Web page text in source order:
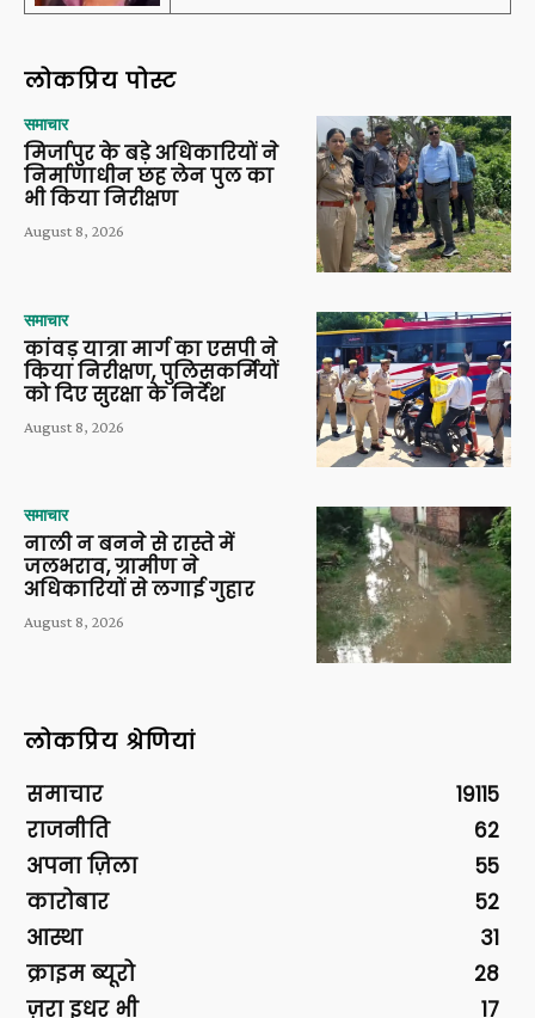
लोकप्रिय पोस्ट
समाचार
मिर्जापुर के बड़े अधिकारियों ने
निर्माणाधीन छह लेन पुल का
भी किया निरीक्षण
August 8, 2026
समाचार
कांवड़ यात्रा मार्ग का एसपी ने
किया निरीक्षण, पुलिसकर्मियों
को दिए सुरक्षा के निर्देश
August 8, 2026
समाचार
नाली न बनने से रास्ते में
जलभराव, ग्रामीण ने
अधिकारियों से लगाई गुहार
August 8, 2026
लोकप्रिय श्रेणियां
समाचार
19115
राजनीति
62
अपना ज़िला
55
कारोबार
52
आस्था
31
क्राइम ब्यूरो
28
ज़रा इधर भी
17